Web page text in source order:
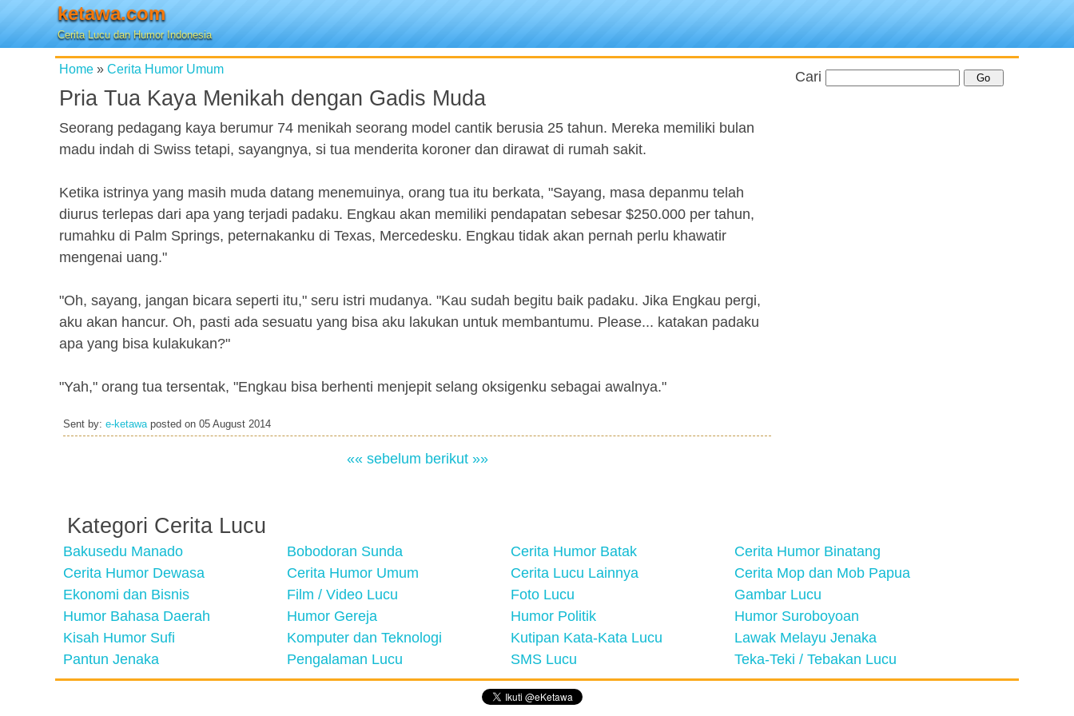
ketawa.com
Cerita Lucu dan Humor Indonesia
Home » Cerita Humor Umum
Pria Tua Kaya Menikah dengan Gadis Muda
Seorang pedagang kaya berumur 74 menikah seorang model cantik berusia 25 tahun. Mereka memiliki bulan
madu indah di Swiss tetapi, sayangnya, si tua menderita koroner dan dirawat di rumah sakit.
Ketika istrinya yang masih muda datang menemuinya, orang tua itu berkata, "Sayang, masa depanmu telah
diurus terlepas dari apa yang terjadi padaku. Engkau akan memiliki pendapatan sebesar $250.000 per tahun,
rumahku di Palm Springs, peternakanku di Texas, Mercedesku. Engkau tidak akan pernah perlu khawatir
mengenai uang."
"Oh, sayang, jangan bicara seperti itu," seru istri mudanya. "Kau sudah begitu baik padaku. Jika Engkau pergi,
aku akan hancur. Oh, pasti ada sesuatu yang bisa aku lakukan untuk membantumu. Please... katakan padaku
apa yang bisa kulakukan?"
"Yah," orang tua tersentak, "Engkau bisa berhenti menjepit selang oksigenku sebagai awalnya."
Sent by: e-ketawaposted on 05 August 2014
«« sebelum berikut »»
Cari
Kategori Cerita Lucu
Bakusedu Manado Bobodoran Sunda Cerita Humor Batak
Cerita Humor Binatang
Cerita Humor Dewasa
Cerita Humor Umum Cerita Lucu Lainnya
Cerita Mop dan Mob Papua
Ekonomi dan Bisnis
Film / Video Lucu Foto Lucu
Gambar Lucu
Humor Bahasa Daerah
Humor Gereja Humor Politik
Humor Suroboyoan
Kisah Humor Sufi
Komputer dan Teknologi Kutipan Kata-Kata Lucu
Lawak Melayu Jenaka
Pantun Jenaka
Pengalaman Lucu SMS Lucu Teka-Teki / Tebakan Lucu